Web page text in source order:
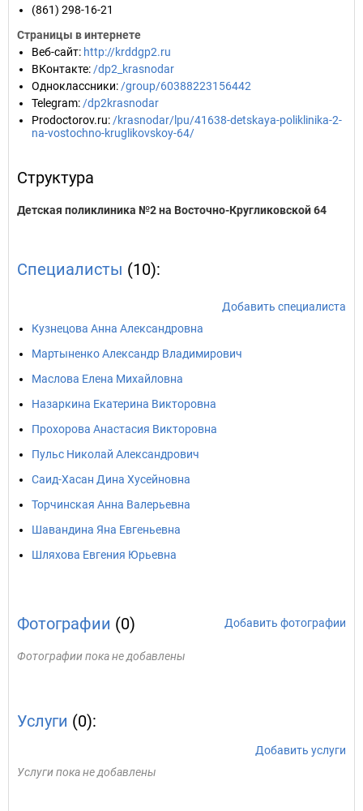
(861) 298-16-21
Страницы в интернете
Веб-сайт: http://krddgp2.ru
ВКонтакте: /dp2_krasnodar
Одноклассники: /group/60388223156442
Telegram: /dp2krasnodar
Prodoctorov.ru: /krasnodar/lpu/41638-detskaya-poliklinika-2-
na-vostochno-kruglikovskoy-64/
Структура
Детская поликлиника №2 на Восточно-Кругликовской 64
Специалисты (10):
Добавить специалиста
Кузнецова Анна Александровна
Мартыненко Александр Владимирович
Маслова Елена Михайловна
Назаркина Екатерина Викторовна
Прохорова Анастасия Викторовна
Пульс Николай Александрович
Саид-Хасан Дина Хусейновна
Торчинская Анна Валерьевна
Шавандина Яна Евгеньевна
Шляхова Евгения Юрьевна
Фотографии (0) Добавить фотографии
Фотографии пока не добавлены
Услуги (0):
Добавить услуги
Услуги пока не добавлены